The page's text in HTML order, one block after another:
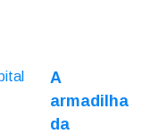
A
armadilha
da